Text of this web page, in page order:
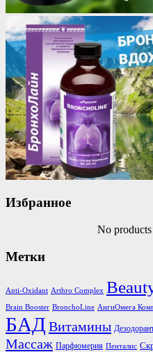
Избранное
No
Метки
Anti-Oxidant Arthro Complex
Brain Booster BronchoLine АнгиОмега
БАД Витамины
Массаж Парфюмерия Пенталис